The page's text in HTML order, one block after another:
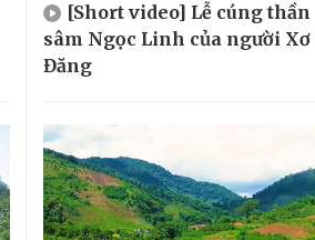
[Short video] Lễ cúng thần
sâm Ngọc Linh của người Xơ
Đăng